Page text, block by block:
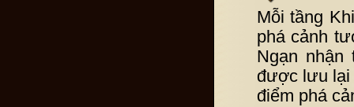
Mỗi tầng
phá cảnh
Ngạn
được lưu lại
điểm phá